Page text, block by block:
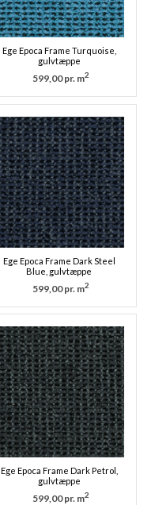
Ege Epoca Frame Turquoise,
gulvtæppe
599,00 pr. m2
Ege Epoca Frame Dark Steel
Blue, gulvtæppe
599,00 pr. m2
Ege Epoca Frame Dark Petrol,
gulvtæppe
599,00 pr. m2